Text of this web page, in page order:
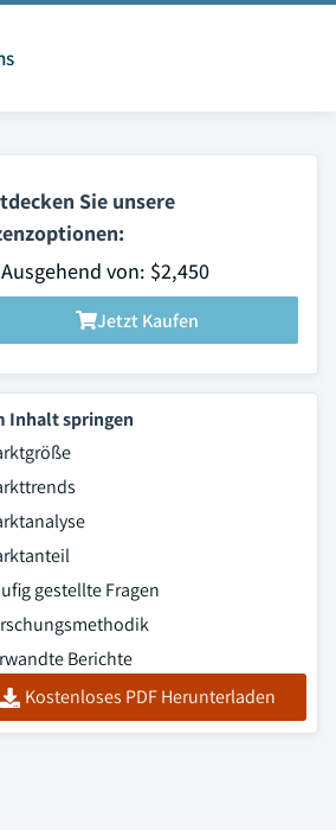
Sie unsere
Ausgehend von: $2,450
Jetzt Kaufen
Inhalt springen
gestellte Fragen
Berichte
Kostenloses PDF Herunterladen